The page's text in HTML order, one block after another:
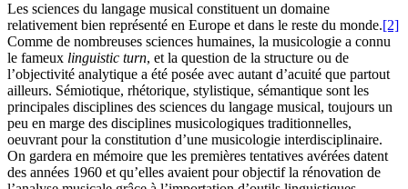
Les sciences du langage musical constituent un domaine
relativement bien représenté en Europe et dans le reste du monde.[2]
Comme de nombreuses sciences humaines, la musicologie a connu
le fameux linguistic turn, et la question de la structure ou de
l’objectivité analytique a été posée avec autant d’acuité que partout
ailleurs. Sémiotique, rhétorique, stylistique, sémantique sont les
principales disciplines des sciences du langage musical, toujours un
peu en marge des disciplines musicologiques traditionnelles,
oeuvrant pour la constitution d’une musicologie interdisciplinaire.
On gardera en mémoire que les premières tentatives avérées datent
des années 1960 et qu’elles avaient pour objectif la rénovation de